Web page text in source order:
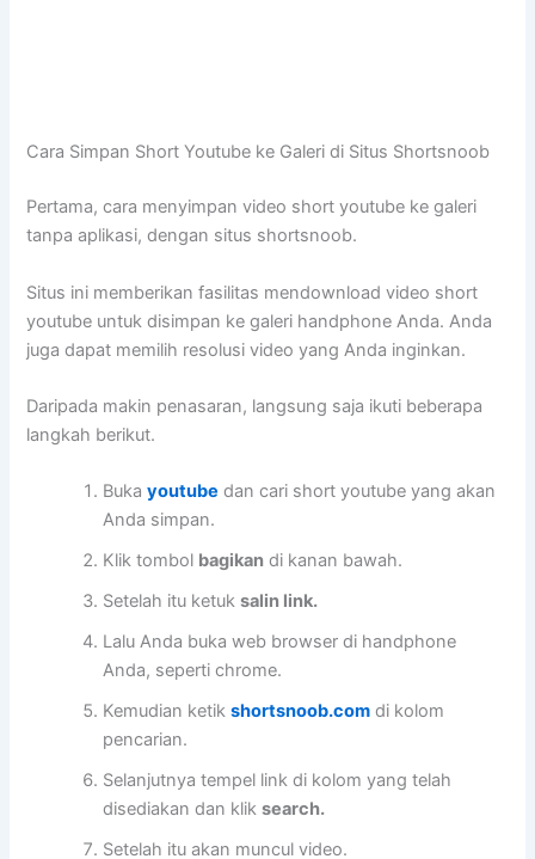
Cara Simpan Short Youtube ke Galeri di Situs Shortsnoob
Pertama, cara menyimpan video short youtube ke galeri
tanpa aplikasi, dengan situs shortsnoob.
Situs ini memberikan fasilitas mendownload video short
youtube untuk disimpan ke galeri handphone Anda. Anda
juga dapat memilih resolusi video yang Anda inginkan.
Daripada makin penasaran, langsung saja ikuti beberapa
langkah berikut.
Bukayoutube dan cari short youtube yang akan
Anda simpan.
Klik tombol bagikan di kanan bawah.
Setelah itu ketuksalin link.
Lalu Anda buka web browser di handphone
Anda, seperti chrome.
Kemudian ketikshortsnoob.com di kolom
pencarian.
Selanjutnya tempel link di kolom yang telah
disediakan dan kliksearch.
Setelah itu akan muncul video.